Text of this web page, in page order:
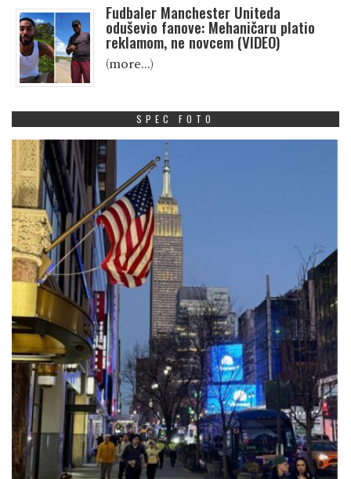
Fudbaler Manchester Uniteda
oduševio fanove: Mehaničaru platio
reklamom, ne novcem (VIDEO)
(more…)
SPEC FOTO